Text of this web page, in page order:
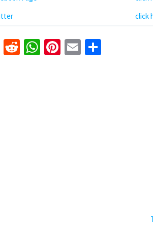
click
Tumblr
RedditWhatsApp
Pinterest
Email